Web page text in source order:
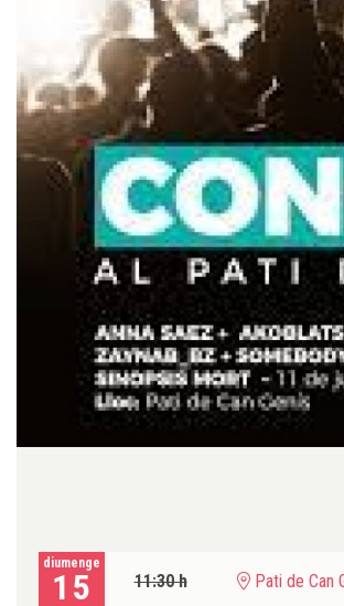
diumenge
15 11:30 h Pati de Can